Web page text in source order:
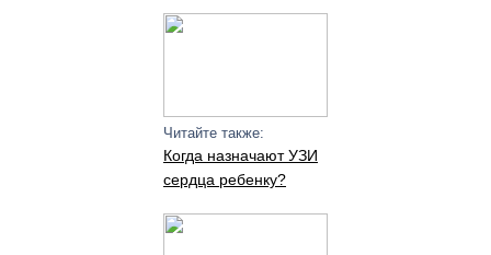
Читайте также:
Когда назначают УЗИ
сердца ребенку?